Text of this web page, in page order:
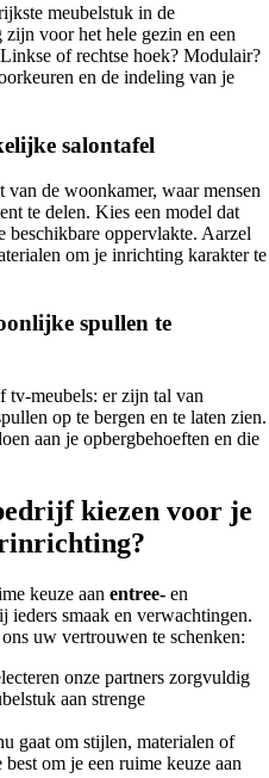
meubelstuk in de
voor het hele gezin en een
of rechtse hoek? Modulair?
en de indeling van je
salontafel
van de woonkamer, waar mensen
te delen. Kies een model dat
beschikbare oppervlakte. Aarzel
om je inrichting karakter te
spullen te
tv-meubels: er zijn tal van
op te bergen en te laten zien.
aan je opbergbehoeften en die
kiezen voor je
keuze aan entree- en
ieders smaak en verwachtingen.
uw vertrouwen te schenken:
onze partners zorgvuldig
aan strenge
gaat om stijlen, materialen of
om je een ruime keuze aan